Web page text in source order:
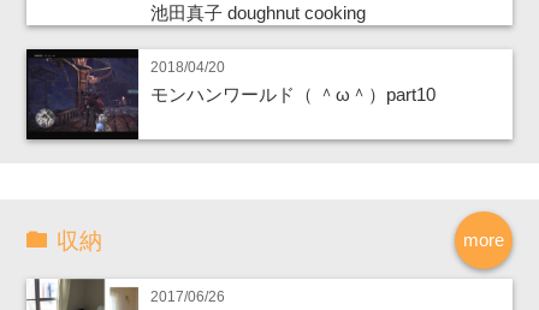
池田真子 doughnut cooking
2018/04/20
モンハンワールド（ ＾ω＾）part10
more
収納
2017/06/26